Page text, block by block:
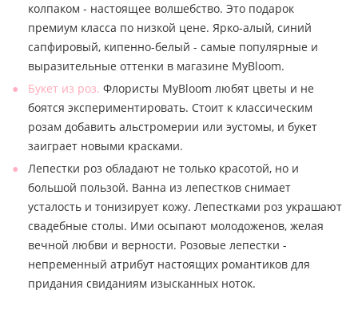
колпаком - настоящее волшебство. Это подарок
премиум класса по низкой цене. Ярко-алый, синий
сапфировый, кипенно-белый - самые популярные и
выразительные оттенки в магазине MyBloom.
Букет из роз. Флористы MyBloom любят цветы и не
боятся экспериментировать. Стоит к классическим
розам добавить альстромерии или эустомы, и букет
заиграет новыми красками.
Лепестки роз обладают не только красотой, но и
большой пользой. Ванна из лепестков снимает
усталость и тонизирует кожу. Лепестками роз украшают
свадебные столы. Ими осыпают молодоженов, желая
вечной любви и верности. Розовые лепестки -
непременный атрибут настоящих романтиков для
придания свиданиям изысканных ноток.